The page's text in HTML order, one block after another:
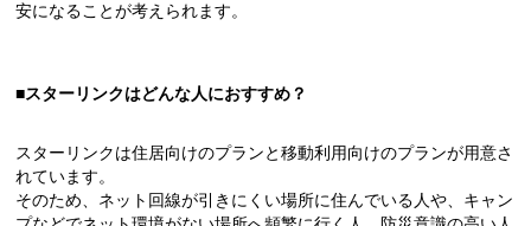
安になることが考えられます。
■スターリンクはどんな人におすすめ？
スターリンクは住居向けのプランと移動利用向けのプランが用意さ
れています。
そのため、ネット回線が引きにくい場所に住んでいる人や、キャン